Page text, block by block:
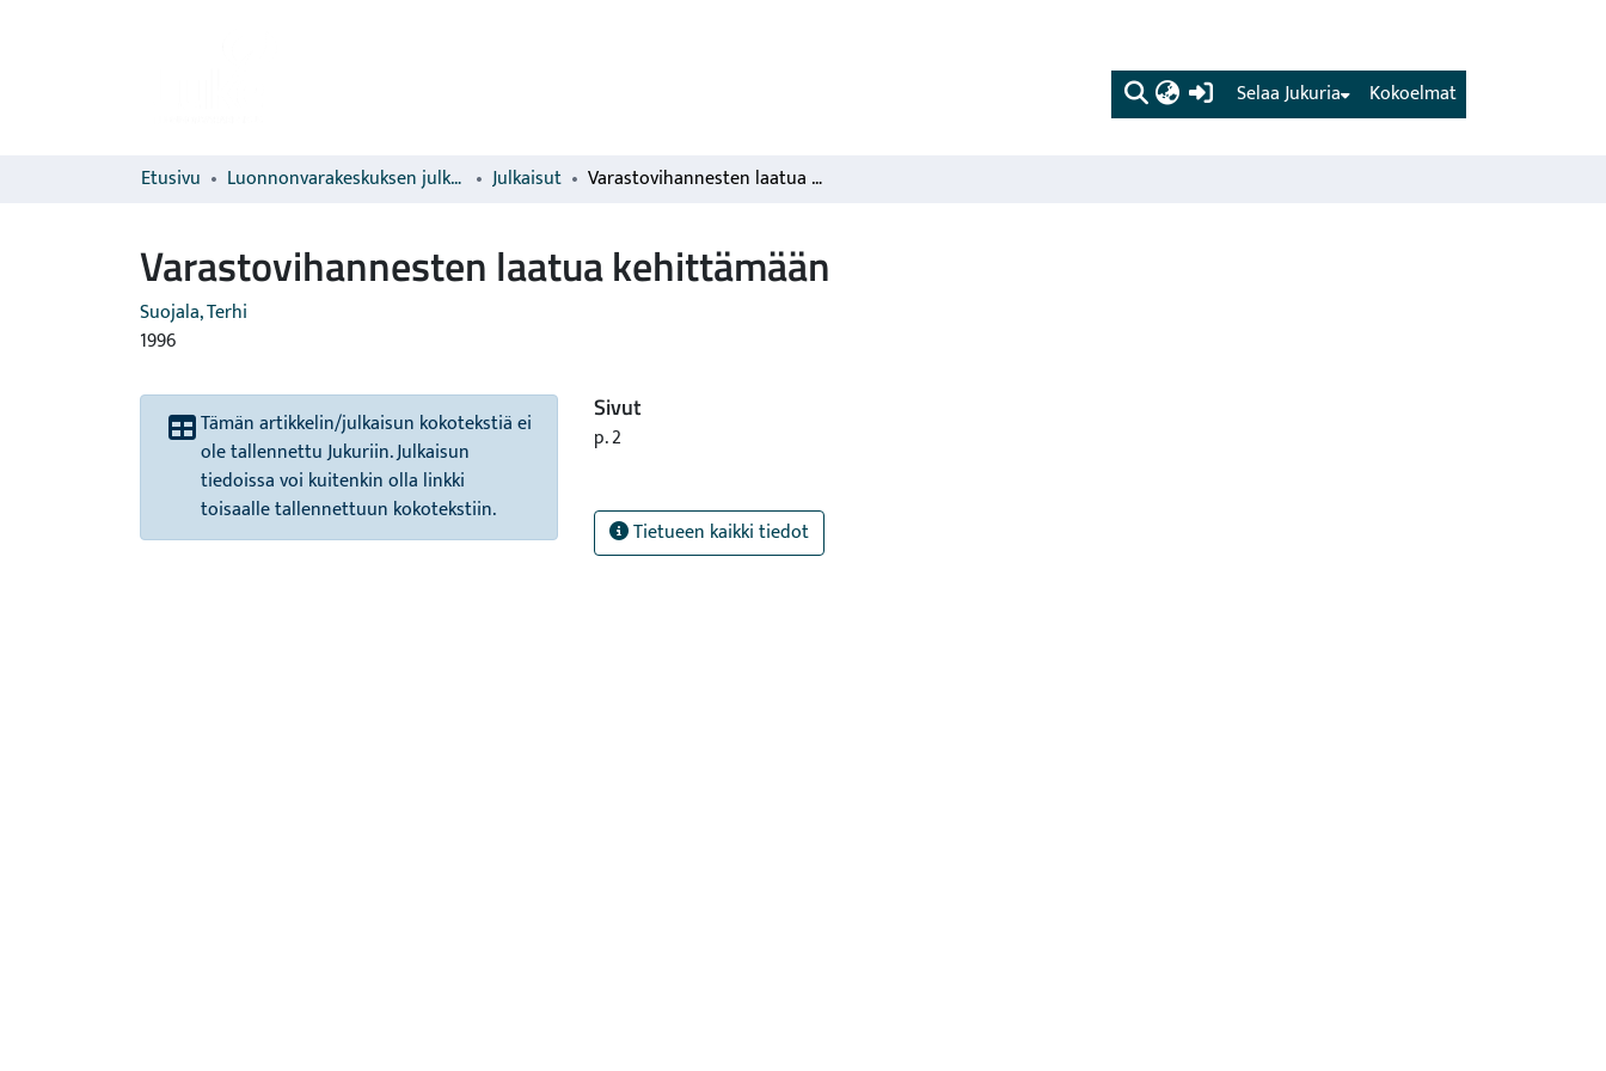
(current) Kokoelmat
Selaa Jukuria
Etusivu Luonnonvarakeskuksen julkaisut Julkaisut Varastovihannesten laatua kehittämään
Varastovihannesten laatua kehittämään
Suojala, Terhi
1996
Tämän artikkelin/julkaisun kokotekstiä ei
ole tallennettu Jukuriin. Julkaisun
tiedoissa voi kuitenkin olla linkki
toisaalle tallennettuun kokotekstiin.
Sivut
p. 2
Tietueen kaikki tiedot